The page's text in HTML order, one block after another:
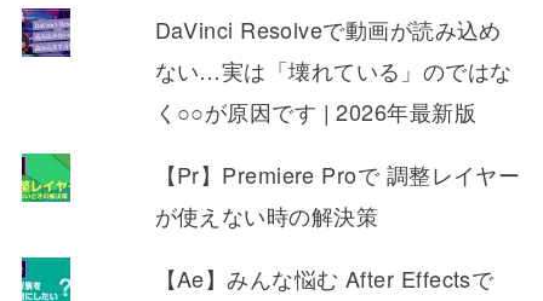
DaVinci Resolveで動画が読み込め
ない…実は「壊れている」のではな
く○○が原因です | 2026年最新版
【Pr】Premiere Proで 調整レイヤー
が使えない時の解決策
【Ae】みんな悩む After Effectsで